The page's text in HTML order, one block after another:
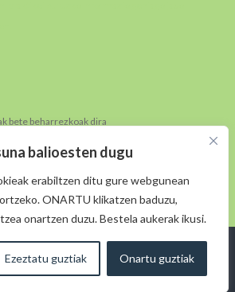
balioesten dugu
erabiltzen ditu gure webgunean
ONARTU klikatzen baduzu,
onartzen duzu. Bestela aukerak ikusi.
Ezeztatu guztiak Onartu guztiak
bete beharrezkoak dira